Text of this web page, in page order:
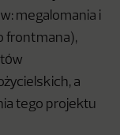
megalomania i
frontmana),
a
tego projektu